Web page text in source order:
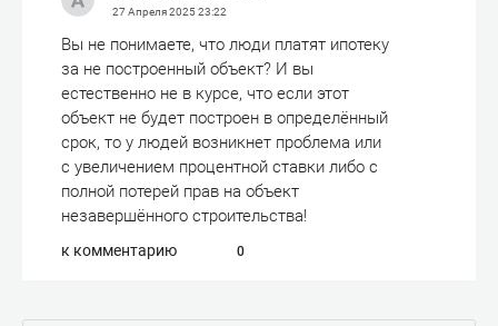
27 Апреля 202523:22
Вы не понимаете, что люди платят ипотеку
за не построенный объект? И вы
естественно не в курсе, что если этот
объект не будет построен в определённый
срок, то у людей возникнет проблема или
с увеличением процентной ставки либо с
полной потерей прав на объект
незавершённого строительства!
к комментарию 0